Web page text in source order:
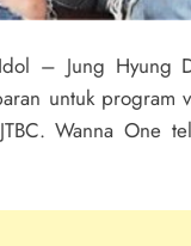
– Jung Hyung
untuk program
Wanna One